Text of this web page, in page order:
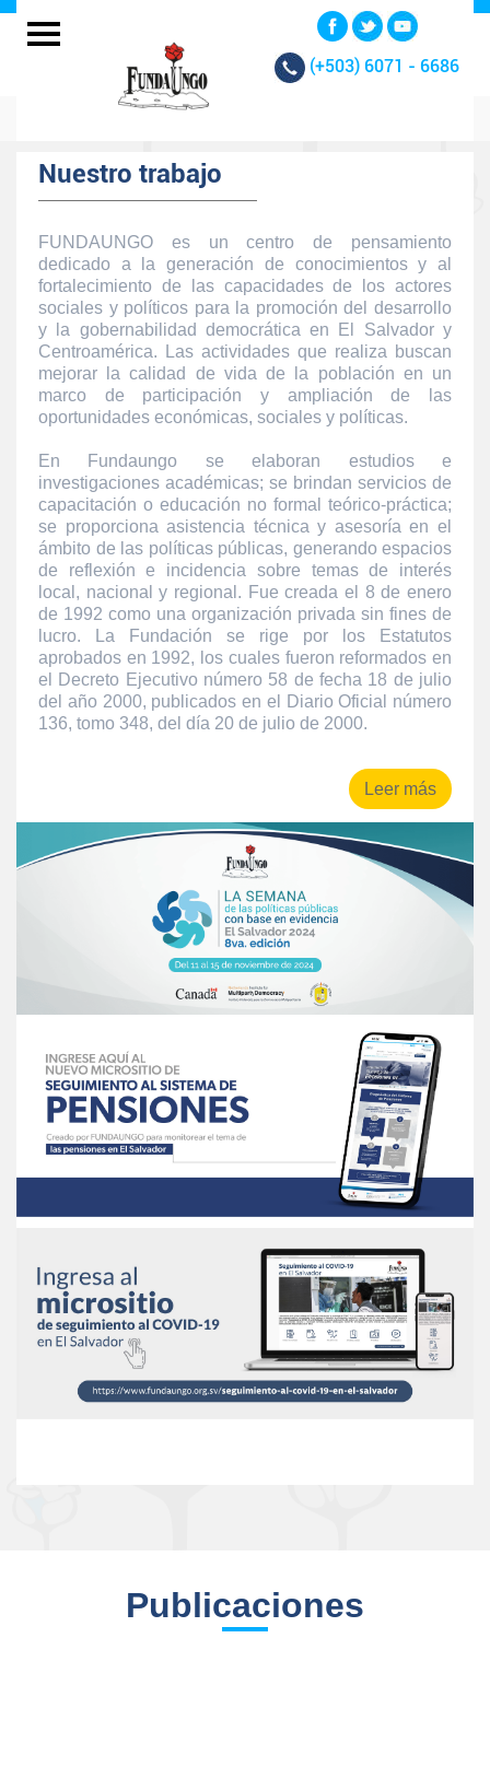
(+503) 6071 - 6686
Nuestro trabajo
FUNDAUNGO es un centro de pensamiento
dedicado a la generación de conocimientos y al
fortalecimiento de las capacidades de los actores
sociales y políticos para la promoción del desarrollo
y la gobernabilidad democrática en El Salvador y
Centroamérica. Las actividades que realiza buscan
mejorar la calidad de vida de la población en un
marco de participación y ampliación de las
oportunidades económicas, sociales y políticas.
En Fundaungo se elaboran estudios e
investigaciones académicas; se brindan servicios de
capacitación o educación no formal teórico-práctica;
se proporciona asistencia técnica y asesoría en el
ámbito de las políticas públicas, generando espacios
de reflexión e incidencia sobre temas de interés
local, nacional y regional. Fue creada el 8 de enero
de 1992 como una organización privada sin fines de
lucro. La Fundación se rige por los Estatutos
aprobados en 1992, los cuales fueron reformados en
el Decreto Ejecutivo número 58 de fecha 18 de julio
del año 2000, publicados en el Diario Oficial número
136, tomo 348, del día 20 de julio de 2000.
Leer más
Publicaciones